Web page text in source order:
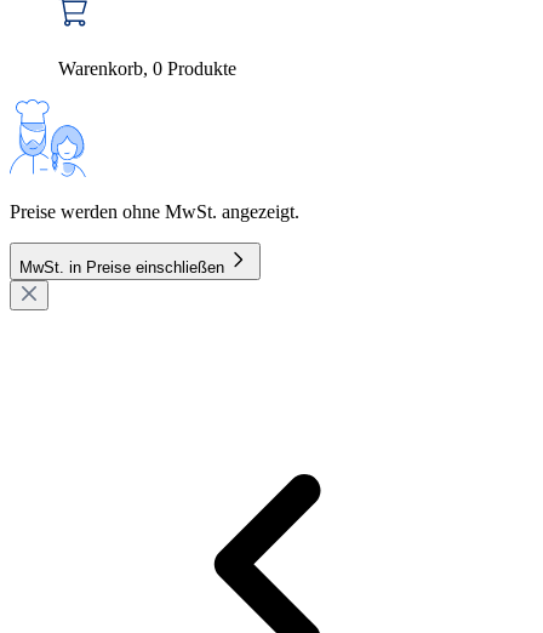
Warenkorb, 0 Produkte
Preise werden ohne MwSt. angezeigt.
MwSt. in Preise einschließen